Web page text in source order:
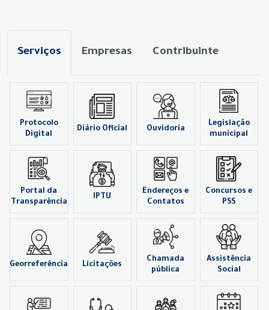
Serviços Empresas Contribuinte
Protocolo
Digital
Diário Oficial Ouvidoria
Legislação
municipal
Portal da
Transparência
IPTU
Endereços e
Contatos
Concursos e
PSS
Georreferência Licitações
Chamada
pública
Assistência
Social